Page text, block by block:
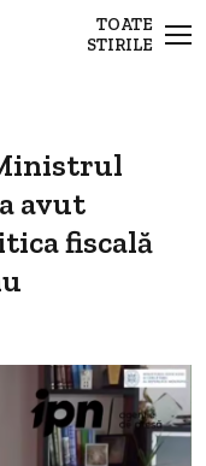
TOATE
STIRILE
avut
fiscală